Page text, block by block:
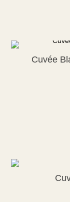
Cuvée